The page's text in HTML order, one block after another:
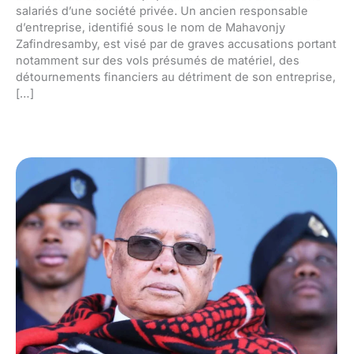
salariés d’une société privée. Un ancien responsable
d’entreprise, identifié sous le nom de Mahavonjy
Zafindresamby, est visé par de graves accusations portant
notamment sur des vols présumés de matériel, des
détournements financiers au détriment de son entreprise,
[…]